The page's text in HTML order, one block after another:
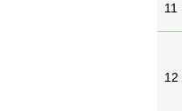
11
12